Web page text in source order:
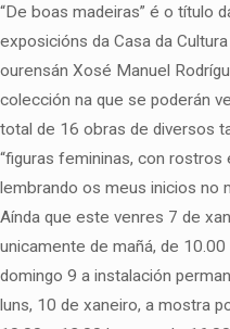
“De boas madeiras” é o título
exposicións da Casa da
ourensán Xosé Manuel
colección na que se poderán
total de 16 obras de diversos
“figuras femininas, con
lembrando os meus inicios no
Aínda que este venres 7 de
unicamente de mañá, de
domingo 9 a instalación
luns, 10 de xaneiro, a mostra